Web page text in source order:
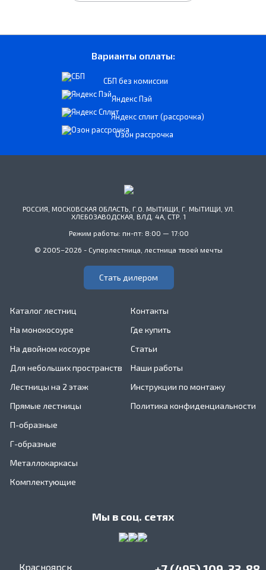
Варианты оплаты:
СБП без комиссии
Яндекс Пэй
Яндекс сплит (рассрочка)
Озон рассрочка
РОССИЯ, МОСКОВСКАЯ ОБЛАСТЬ, Г.О. МЫТИЩИ, Г. МЫТИЩИ, УЛ.
ХЛЕБОЗАВОДСКАЯ, ВЛД. 4А, СТР. 1
Режим работы: пн-пт: 8:00 — 17:00
© 2005–2026 - Суперлестница, лестница твоей мечты
Стать дилером
Каталог лестниц
На монокосоуре
На двойном косоуре
Для небольших пространств
Лестницы на 2 этаж
Прямые лестницы
П-образные
Г-образные
Металлокаркасы
Комплектующие
Контакты
Где купить
Статьи
Наши работы
Инструкции по монтажу
Политика конфиденциальности
Мы в соц. сетях
Красноярск